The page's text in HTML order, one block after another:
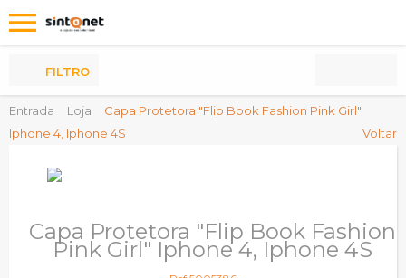
Entrada Loja
Capa Protetora "Flip Book Fashion Pink Girl"
Iphone 4, Iphone 4S
Voltar
FILTRO
Capa Protetora "Flip Book Fashion
Pink Girl" Iphone 4, Iphone 4S